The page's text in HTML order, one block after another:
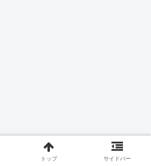
トップ サイドバー